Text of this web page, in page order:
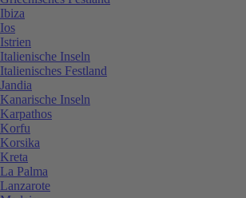
Ibiza
Ios
Istrien
Italienische Inseln
Italienisches Festland
Jandia
Kanarische Inseln
Karpathos
Korfu
Korsika
Kreta
La Palma
Lanzarote